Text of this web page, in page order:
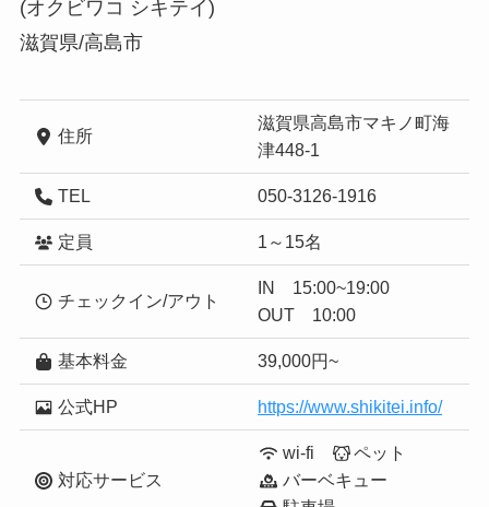
(オクビワコ シキテイ)
滋賀県/高島市
住所
滋賀県高島市マキノ町海
津448-1
TEL 050-3126-1916
定員 1～15名
チェックイン/アウト
IN 15:00~19:00
OUT 10:00
基本料金 39,000円~
公式HP https://www.shikitei.info/
対応サービス
wi-fi ペット
バーベキュー